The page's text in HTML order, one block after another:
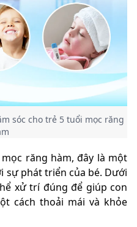
sóc cho trẻ 5 tuổi mọc răng
răng hàm, đây là một
sự phát triển của bé. Dưới
xử trí đúng để giúp con
cách thoải mái và khỏe